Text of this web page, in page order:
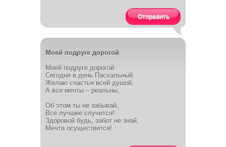
Отправить
Моей подруге дорогой
Моей подруге дорогой
Сегодня в день Пасхальный
Желаю счастья всей душой,
А все мечты – реальны,
Об этом ты не забывай,
Все лучшее случится!
Здоровой будь, забот не знай,
Мечта осуществится!